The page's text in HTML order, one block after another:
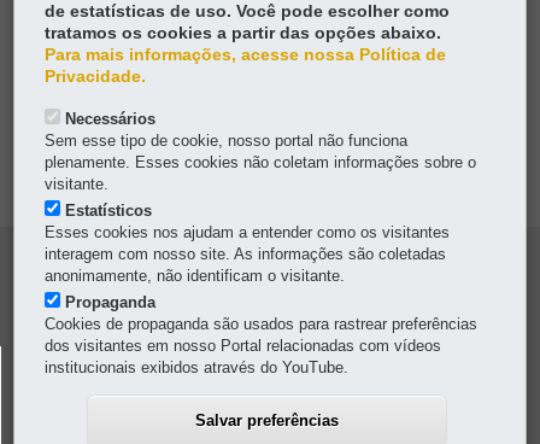
DENUNCIE CORRUPÇÃO
TRANSPARÊNCIA INSTITUCIONAL
Navegacao
Colunas
PmprPOLÍCIA MILITAR DO PARANÁ
Av. Marechal Floriano Peixoto, 1401-80230-110-Curitiba
MAPA
de estatísticas de uso. Você pode escolher como
tratamos os cookies a partir das opções abaixo.
Para mais informações, acesse nossa Política de
Privacidade.
Necessários
Sem esse tipo de cookie, nosso portal não funciona
plenamente. Esses cookies não coletam informações sobre o
visitante.
Estatísticos
Esses cookies nos ajudam a entender como os visitantes
interagem com nosso site. As informações são coletadas
anonimamente, não identificam o visitante.
Propaganda
Cookies de propaganda são usados para rastrear preferências
dos visitantes em nosso Portal relacionadas com vídeos
institucionais exibidos através do YouTube.
Salvar preferências